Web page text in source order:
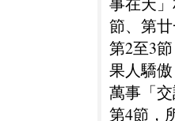
節、第
第2至3
果人驕
萬事「
第4節，